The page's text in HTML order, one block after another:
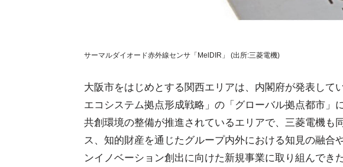
サーマルダイオード赤外線センサ「MelDIR」 (出所:三菱電機)
大阪市をはじめとする関西エリアは、内閣府が発表して
エコシステム拠点形成戦略」の「グローバル拠点都市」
共創環境の整備が推進されているエリアで、三菱電機も
ス、知的財産を通じたグループ内外における知見の融合
ンイノベーション創出に向けた新規事業に取り組んでき